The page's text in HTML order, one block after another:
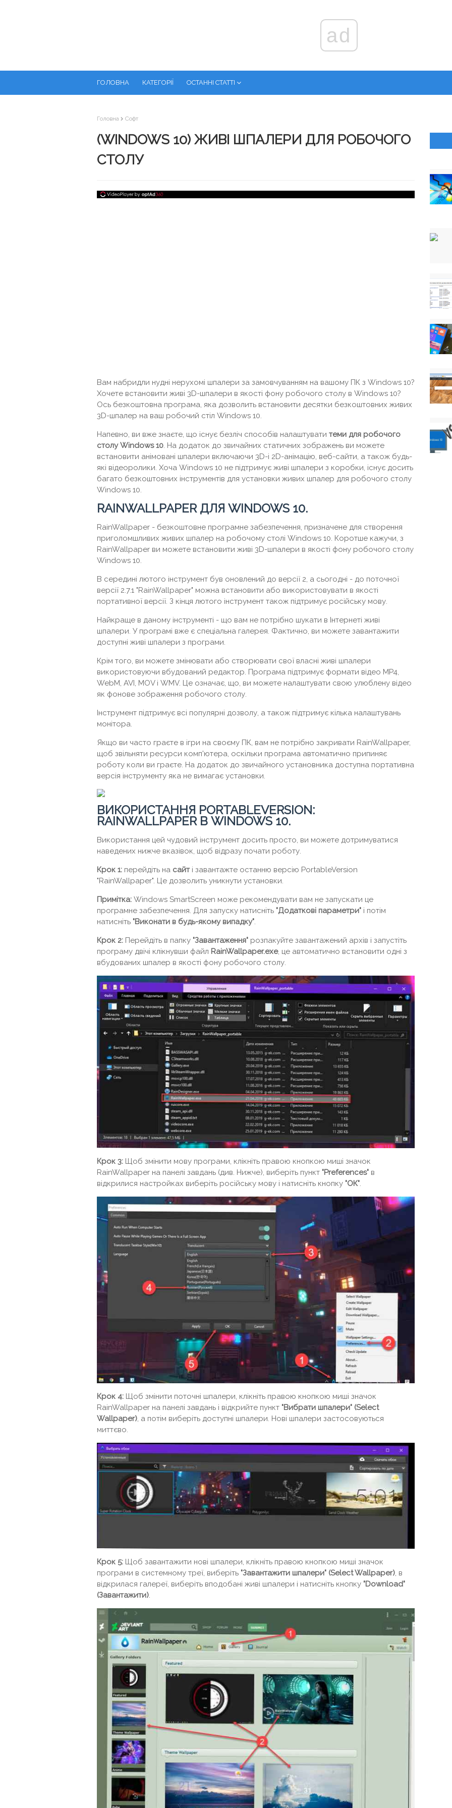
ad
ГОЛОВНА КАТЕГОРІЇ ОСТАННІ СТАТТІ
Головна Софт
(WINDOWS 10) ЖИВІ ШПАЛЕРИ ДЛЯ РОБОЧОГО
СТОЛУ
Вам набридли нудні нерухомі шпалери за замовчуванням на вашому ПК з Windows 10?
Хочете встановити живі 3D-шпалери в якості фону робочого столу в Windows 10?
Ось безкоштовна програма, яка дозволить встановити десятки безкоштовних живих
3D-шпалер на ваш робочий стіл Windows 10.
Напевно, ви вже знаєте, що існує безліч способів налаштувати теми для робочого
столу Windows 10. На додаток до звичайних статичних зображень ви можете
встановити анімовані шпалери включаючи 3D-і 2D-анімацію, веб-сайти, а також будь-
які відеоролики. Хоча Windows 10 не підтримує живі шпалери з коробки, існує досить
багато безкоштовних інструментів для установки живих шпалер для робочого столу
Windows 10.
RAINWALLPAPER ДЛЯ WINDOWS 10.
RainWallpaper - безкоштовне програмне забезпечення, призначене для створення
приголомшливих живих шпалер на робочому столі Windows 10. Коротше кажучи, з
RainWallpaper ви можете встановити живі 3D-шпалери в якості фону робочого столу
Windows 10.
В середині лютого інструмент був оновлений до версії 2, а сьогодні - до поточної
версії 2.7.1 "RainWallpaper" можна встановити або використовувати в якості
портативної версії. З кінця лютого інструмент також підтримує російську мову.
Найкраще в даному інструменті - що вам не потрібно шукати в Інтернеті живі
шпалери. У програмі вже є спеціальна галерея. Фактично, ви можете завантажити
доступні живі шпалери з програми.
Крім того, ви можете змінювати або створювати свої власні живі шпалери
використовуючи вбудований редактор. Програма підтримує формати відео MP4,
WebM, AVI, MOV і WMV. Це означає, що, ви можете налаштувати свою улюблену відео
як фонове зображення робочого столу.
Інструмент підтримує всі популярні дозволу, а також підтримує кілька налаштувань
монітора.
Якщо ви часто граєте в ігри на своєму ПК, вам не потрібно закривати RainWallpaper,
щоб звільняти ресурси комп'ютера, оскільки програма автоматично припиняє
роботу коли ви граєте. На додаток до звичайного установника доступна портативна
версія інструменту яка не вимагає установки.
ВИКОРИСТАННЯ PORTABLEVERSION:
RAINWALLPAPER В WINDOWS 10.
Використання цей чудовий інструмент досить просто, ви можете дотримуватися
наведених нижче вказівок, щоб відразу почати роботу.
Крок 1: перейдіть на сайті завантажте останню версію PortableVersion
"RainWallpaper". Це дозволить уникнути установки.
Примітка: Windows SmartScreen може рекомендувати вам не запускати це
програмне забезпечення. Для запуску натисніть "Додаткові параметри" і потім
натисніть "Виконати в будь-якому випадку".
Крок 2: Перейдіть в папку "Завантаження" розпакуйте завантажений архів і запустіть
програму двічі клікнувши файл RainWallpaper.exe, це автоматично встановити одні з
вбудованих шпалер в якості фону робочого столу.
Крок 3: Щоб змінити мову програми, клікніть правою кнопкою миші значок
RainWallpaper на панелі завдань (див. Нижче), виберіть пункт "Preferences" в
відкрилися настройках виберіть російську мову і натисніть кнопку "ОК".
Крок 4: Щоб змінити поточні шпалери, клікніть правою кнопкою миші значок
RainWallpaper на панелі завдань і відкрийте пункт "Вибрати шпалери" (Select
Wallpaper), а потім виберіть доступні шпалери. Нові шпалери застосовуються
миттєво.
Крок 5: Щоб завантажити нові шпалери, клікніть правою кнопкою миші значок
програми в системному треї, виберіть "Завантажити шпалери" (Select Wallpaper), в
відкрилася галереї, виберіть вподобані живі шпалери і натисніть кнопку "Download"
(Завантажити).